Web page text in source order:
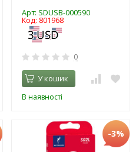
Арт: SDUSB-000590
Код: 801968
0
У кошик
В наявності
-3%